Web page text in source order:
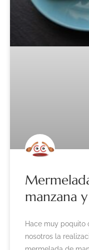
manzana
Hace muy poquito
nosotros la